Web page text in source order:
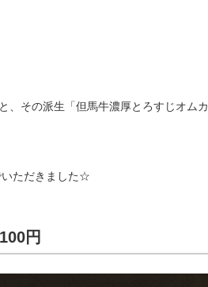
、その派生「但馬牛濃厚とろすじオムカ
いただきました☆
円